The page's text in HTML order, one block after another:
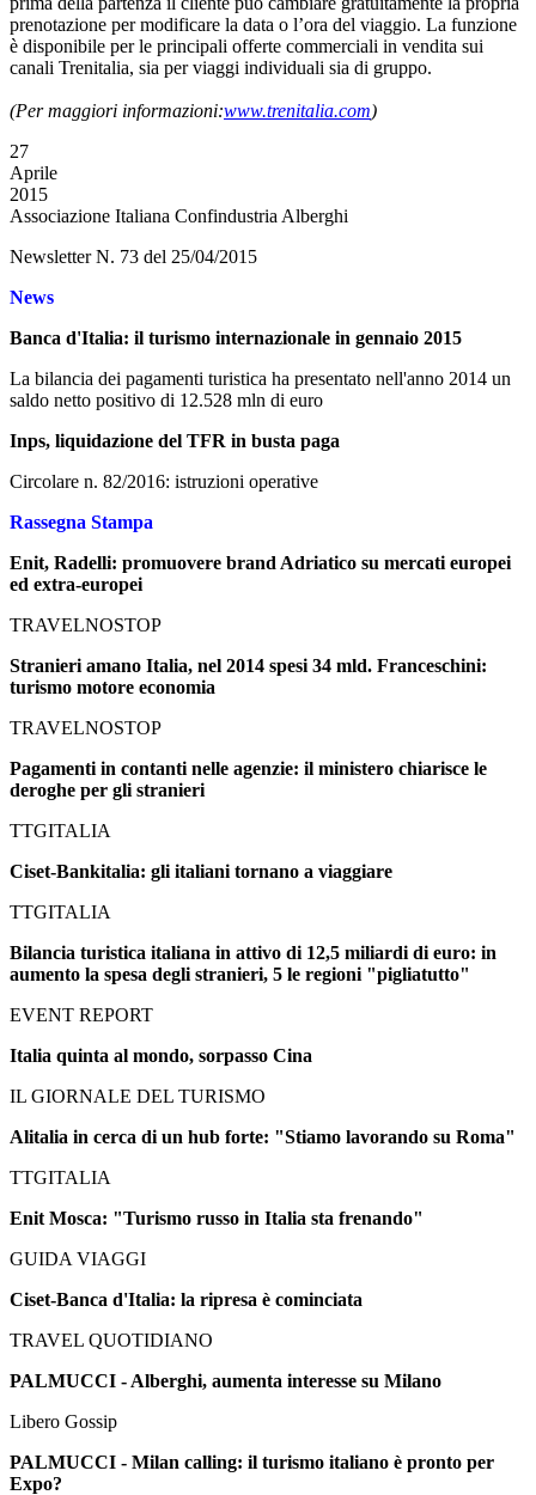
prenotazione per modificare la data o l’ora del viaggio. La funzione
è disponibile per le principali offerte commerciali in vendita sui
canali Trenitalia, sia per viaggi individuali sia di gruppo.
(Per maggiori informazioni:www.trenitalia.com)
27
Aprile
2015
Associazione Italiana Confindustria Alberghi
Newsletter N. 73 del 25/04/2015
News
Banca d'Italia: il turismo internazionale in gennaio 2015
La bilancia dei pagamenti turistica ha presentato nell'anno 2014 un
saldo netto positivo di 12.528 mln di euro
Inps, liquidazione del TFR in busta paga
Circolare n. 82/2016: istruzioni operative
Rassegna Stampa
Enit, Radelli: promuovere brand Adriatico su mercati europei
ed extra-europei
TRAVELNOSTOP
Stranieri amano Italia, nel 2014 spesi 34 mld. Franceschini:
turismo motore economia
TRAVELNOSTOP
Pagamenti in contanti nelle agenzie: il ministero chiarisce le
deroghe per gli stranieri
TTGITALIA
Ciset-Bankitalia: gli italiani tornano a viaggiare
TTGITALIA
Bilancia turistica italiana in attivo di 12,5 miliardi di euro: in
aumento la spesa degli stranieri, 5 le regioni "pigliatutto"
EVENT REPORT
Italia quinta al mondo, sorpasso Cina
IL GIORNALE DEL TURISMO
Alitalia in cerca di un hub forte: "Stiamo lavorando su Roma"
TTGITALIA
Enit Mosca: "Turismo russo in Italia sta frenando"
GUIDA VIAGGI
Ciset-Banca d'Italia: la ripresa è cominciata
TRAVEL QUOTIDIANO
PALMUCCI - Alberghi, aumenta interesse su Milano
Libero Gossip
PALMUCCI - Milan calling: il turismo italiano è pronto per
Expo?